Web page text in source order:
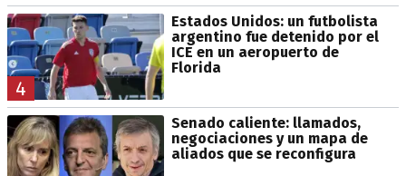
4
Estados Unidos: un futbolista
argentino fue detenido por el
ICE en un aeropuerto de
Florida
Senado caliente: llamados,
negociaciones y un mapa de
aliados que se reconfigura